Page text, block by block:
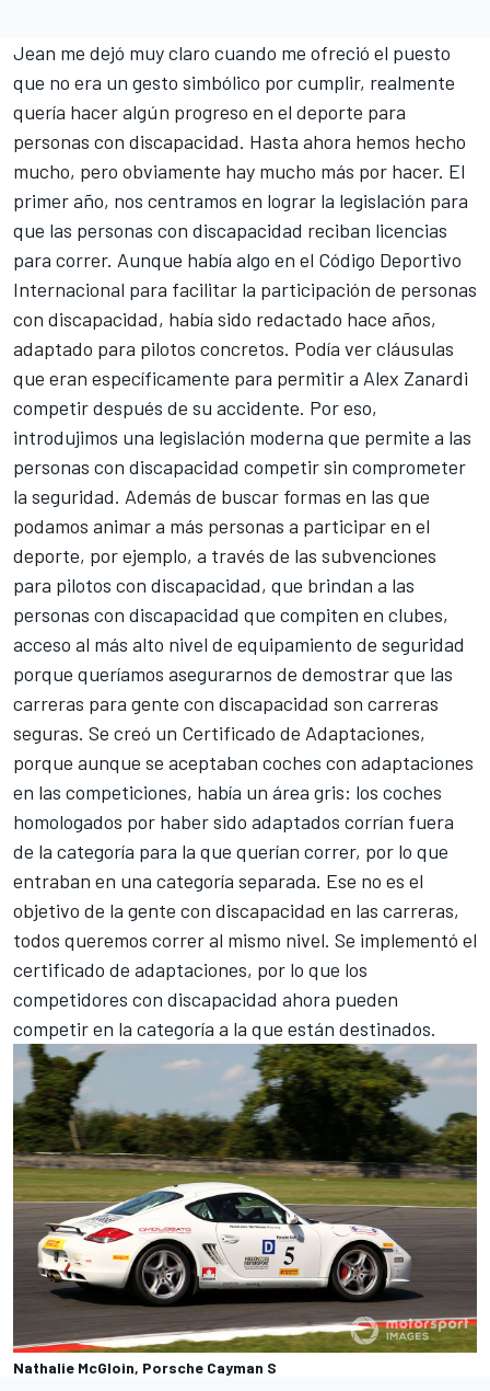
Jean me dejó muy claro cuando me ofreció el puesto
que no era un gesto simbólico por cumplir, realmente
quería hacer algún progreso en el deporte para
personas con discapacidad. Hasta ahora hemos hecho
mucho, pero obviamente hay mucho más por hacer. El
primer año, nos centramos en lograr la legislación para
que las personas con discapacidad reciban licencias
para correr. Aunque había algo en el Código Deportivo
Internacional para facilitar la participación de personas
con discapacidad, había sido redactado hace años,
adaptado para pilotos concretos. Podía ver cláusulas
que eran específicamente para permitir a Alex Zanardi
competir después de su accidente. Por eso,
introdujimos una legislación moderna que permite a las
personas con discapacidad competir sin comprometer
la seguridad. Además de buscar formas en las que
podamos animar a más personas a participar en el
deporte, por ejemplo, a través de las subvenciones
para pilotos con discapacidad, que brindan a las
personas con discapacidad que compiten en clubes,
acceso al más alto nivel de equipamiento de seguridad
porque queríamos asegurarnos de demostrar que las
carreras para gente con discapacidad son carreras
seguras. Se creó un Certificado de Adaptaciones,
porque aunque se aceptaban coches con adaptaciones
en las competiciones, había un área gris: los coches
homologados por haber sido adaptados corrían fuera
de la categoría para la que querían correr, por lo que
entraban en una categoría separada. Ese no es el
objetivo de la gente con discapacidad en las carreras,
todos queremos correr al mismo nivel. Se implementó el
certificado de adaptaciones, por lo que los
competidores con discapacidad ahora pueden
competir en la categoría a la que están destinados.
Nathalie McGloin, Porsche Cayman S